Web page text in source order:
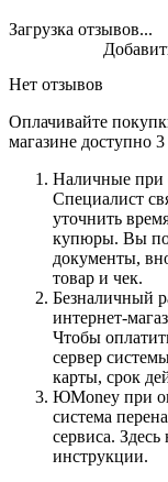
Загрузка отзывов...
Нет отзывов
Оплачивайте
магазине доступно
Наличные при
Специалист
уточнить
купюры. Вы
документы,
товар и чек.
Безналичный
интернет-
Чтобы
сервер
карты, срок
ЮMoney при
система
сервиса.
инструкции.